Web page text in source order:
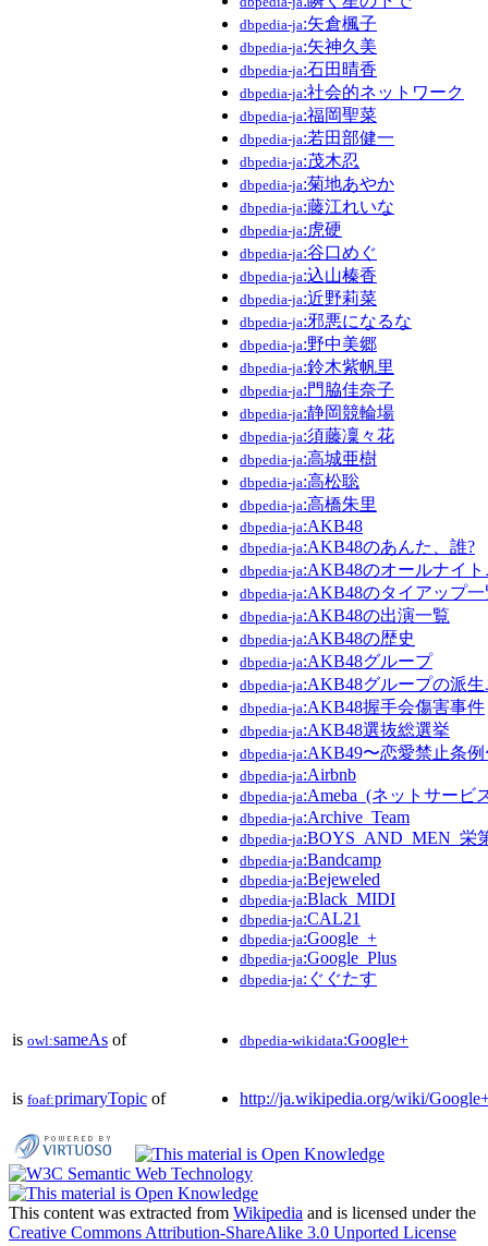
dbpedia-ja:矢倉楓子
dbpedia-ja:矢神久美
dbpedia-ja:石田晴香
dbpedia-ja:社会的ネットワーク
dbpedia-ja:福岡聖菜
dbpedia-ja:若田部健一
dbpedia-ja:茂木忍
dbpedia-ja:菊地あやか
dbpedia-ja:藤江れいな
dbpedia-ja:虎硬
dbpedia-ja:谷口めぐ
dbpedia-ja:込山榛香
dbpedia-ja:近野莉菜
dbpedia-ja:邪悪になるな
dbpedia-ja:野中美郷
dbpedia-ja:鈴木紫帆里
dbpedia-ja:門脇佳奈子
dbpedia-ja:静岡競輪場
dbpedia-ja:須藤凜々花
dbpedia-ja:高城亜樹
dbpedia-ja:高松聡
dbpedia-ja:高橋朱里
dbpedia-ja:AKB48
dbpedia-ja:AKB48のあんた、誰?
dbpedia-ja:AKB48のオールナイ
dbpedia-ja:AKB48のタイアップ一
dbpedia-ja:AKB48の出演一覧
dbpedia-ja:AKB48の歴史
dbpedia-ja:AKB48グループ
dbpedia-ja:AKB48グループの派
dbpedia-ja:AKB48握手会傷害事件
dbpedia-ja:AKB48選抜総選挙
dbpedia-ja:AKB49〜恋愛禁止条例
dbpedia-ja:Airbnb
dbpedia-ja:Ameba_(ネットサービ
dbpedia-ja:Archive_Team
dbpedia-ja:BOYS_AND_MEN_栄
dbpedia-ja:Bandcamp
dbpedia-ja:Bejeweled
dbpedia-ja:Black_MIDI
dbpedia-ja:CAL21
dbpedia-ja:Google_+
dbpedia-ja:Google_Plus
dbpedia-ja:ぐぐたす
is owl:sameAs of dbpedia-wikidata:Google+
is foaf:primaryTopic of http://ja.wikipedia.org/wiki/
This content was extracted from Wikipedia and is licensed under the
Creative Commons Attribution-ShareAlike 3.0 Unported License